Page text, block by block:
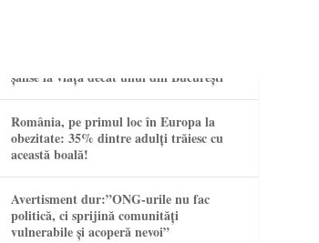
șanse la viață decât unul din București
România, pe primul loc în Europa la
obezitate: 35% dintre adulți trăiesc cu
această boală!
Avertisment dur:”ONG-urile nu fac
politică, ci sprijină comunități
vulnerabile și acoperă nevoi”